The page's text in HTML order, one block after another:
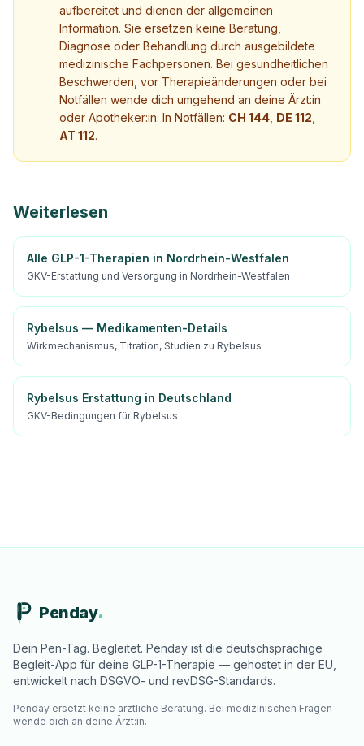
aufbereitet und dienen der allgemeinen
Information. Sie ersetzen keine Beratung,
Diagnose oder Behandlung durch ausgebildete
medizinische Fachpersonen. Bei gesundheitlichen
Beschwerden, vor Therapieänderungen oder bei
Notfällen wende dich umgehend an deine Ärzt:in
oder Apotheker:in. In Notfällen: CH 144 DE 112
AT 112.
Weiterlesen
Alle GLP-1-Therapien in Nordrhein-Westfalen
GKV-Erstattung und Versorgung in Nordrhein-Westfalen
Rybelsus — Medikamenten-Details
Wirkmechanismus, Titration, Studien zu Rybelsus
Rybelsus Erstattung in Deutschland
GKV-Bedingungen für Rybelsus
Penday
Dein Pen-Tag. Begleitet. Penday ist die deutschsprachige
Begleit-App für deine GLP-1-Therapie — gehostet in der EU,
entwickelt nach DSGVO- und revDSG-Standards.
Penday ersetzt keine ärztliche Beratung. Bei medizinischen Fragen
wende dich an deine Ärzt:in.